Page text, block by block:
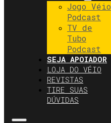
Jogo Véio
Podcast
TV de
Tubo
Podcast
SEJA APOIADOR
LOJA DO VÉIO
REVISTAS
TIRE SUAS
DÚVIDAS